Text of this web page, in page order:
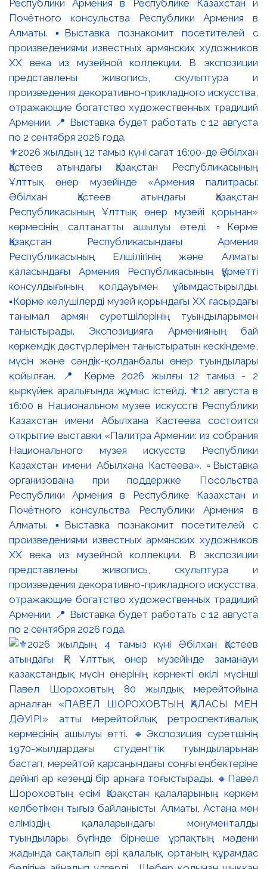
⚜️2026 жылдың 12 тамыз күні сағат 16:00-де Әбілхан
Қастеев атындағы Қазақстан Республикасының
Ұлттық өнер музейінде «Армения палитрасы:
Әбілхан Қастеев атындағы Қазақстан
Республикасының Ұлттық өнер музейі қорынан»
көрмесінің салтанатты ашылуы өтеді. ▫️Көрме
Қазақстан Республикасындағы Армения
Республикасының Елшілігінің және Алматы
қаласындағы Армения Республикасының Құрметті
консулдығының қолдауымен ұйымдастырылды.
▪️Көрме келушілерді музей қорындағы ХХ ғасырдағы
танымал армян суретшілерінің туындыларымен
таныстырады. Экспозицияға Арменияның бай
көркемдік дәстүрлерімен таныстыратын кескіндеме,
мүсін және сәндік-қолданбалы өнер туындылары
қойылған. 📍 Көрме 2026 жылғы 12 тамыз - 2
қыркүйек аралығында жұмыс істейді. ⚜️12 августа в
16:00 в Национальном музее искусств Республики
Казахстан имени Абылхана Кастеева состоится
открытие выставки «Палитра Армении: из собрания
Национального музея искусств Республики
Казахстан имени Абылхана Кастеева». ▫️Выставка
организована при поддержке Посольства
Республики Армения в Республике Казахстан и
Почётного консульства Республики Армения в
Алматы. ▪️Выставка познакомит посетителей с
произведениями известных армянских художников
XX века из музейной коллекции. В экспозиции
представлены живопись, скульптура и
произведения декоративно-прикладного искусства,
отражающие богатство художественных традиций
Армении. 📍 Выставка будет работать с 12 августа
по 2 сентября 2026 года.